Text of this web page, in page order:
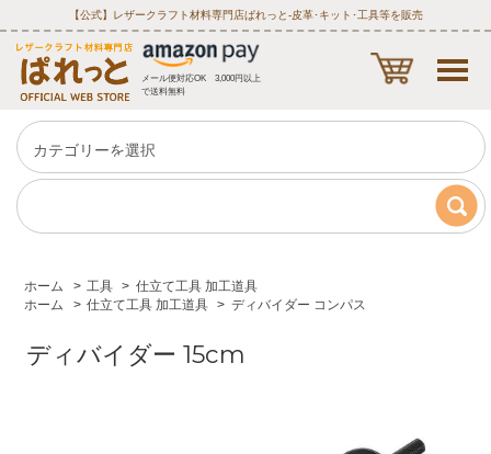
【公式】レザークラフト材料専門店ぱれっと‐皮革･キット･工具等を販売
メール便対応OK 3,000円以上
で送料無料
ホーム > 工具 > 仕立て工具 加工道具
ホーム
> 仕立て工具 加工道具 > ディバイダー コンパス
ディバイダー 15cm